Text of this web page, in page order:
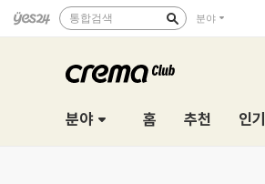
통합검색 분야
분야 홈 추천 인기